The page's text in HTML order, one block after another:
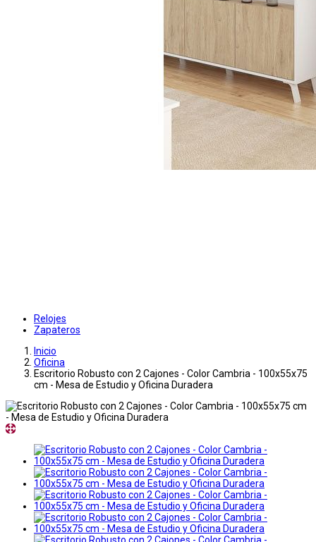
Relojes
Zapateros
Inicio
Oficina
Escritorio Robusto con 2 Cajones - Color Cambria - 100x55x75
cm - Mesa de Estudio y Oficina Duradera